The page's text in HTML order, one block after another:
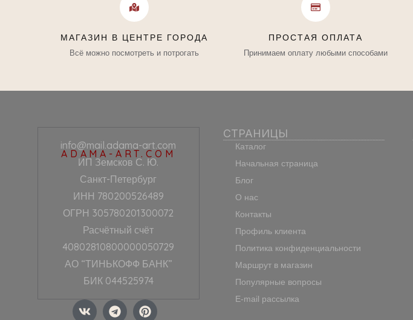
МАГАЗИН В ЦЕНТРЕ ГОРОДА
Всё можно посмотреть и потрогать
ПРОСТАЯ ОПЛАТА
Принимаем оплату любыми способами
info@mail.adama-art.com
ADAMA-ART.COM
ИП Земсков С. Ю.
Санкт-Петербург
ИНН 780200526489
ОГРН 305780201300072
Расчётный счёт
40802810800000050729
АО “ТИНЬКОФФ БАНК”
БИК 044525974
V
k
T
e
P
i
СТРАНИЦЫ
Каталог
Начальная страница
Блог
О нас
Контакты
Профиль клиента
Политика конфиденциальности
Маршрут в магазин
Популярные вопросы
E-mail рассылка